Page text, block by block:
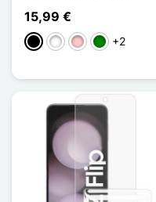
15,99 €
Schwarz
WeißPinkGrün+2